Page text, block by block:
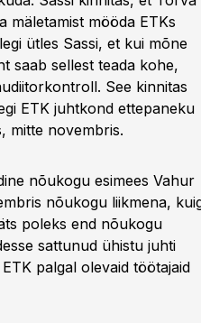
mäletamist mööda ETKs
ütles Sassi, et kui mõne
saab sellest teada kohe,
See kinnitas
ETK juhtkond ettepaneku
mitte novembris.
nõukogu esimees Vahur
nõukogu liikmena,
poleks end nõukogu
sattunud ühistu juhti
palgal olevaid töötajaid